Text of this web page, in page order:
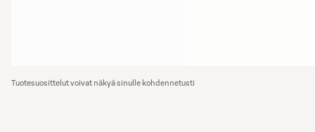
Tuotesuosittelut voivat näkyä sinulle kohdennetusti